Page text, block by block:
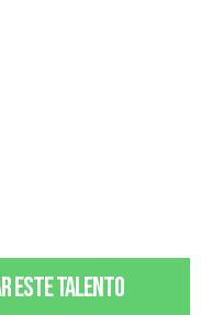
este talento